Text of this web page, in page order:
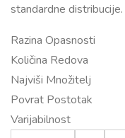
standardne distribucije.
Razina Opasnosti
Količina Redova
Najviši Množitelj
Povrat Postotak
Varijabilnost